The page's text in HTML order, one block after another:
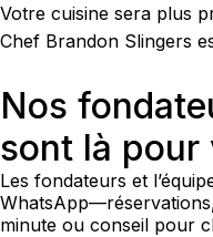
Votre cuisine sera plus
Chef Brandon Slingers
Nos
sont là pour
Les fondateurs et
minute ou conseil pour